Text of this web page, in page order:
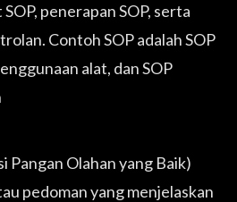
penerapan SOP, serta
Contoh SOP adalah SOP
alat, dan SOP
Pangan Olahan yang Baik)
pedoman yang menjelaskan